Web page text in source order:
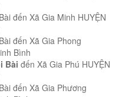
đến Xã Gia Minh HUYỆN
đến Xã Gia Phong
Bình
Bài đến Xã Gia Phú HUYỆN
đến Xã Gia Phương